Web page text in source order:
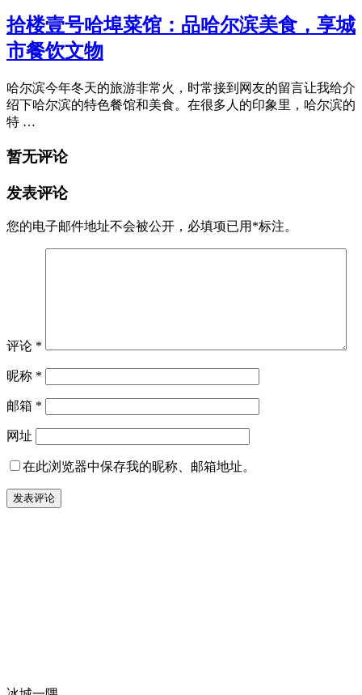
拾楼壹号哈埠菜馆：品哈尔滨美食，享城
市餐饮文物
哈尔滨今年冬天的旅游非常火，时常接到网友的留言让我给介
绍下哈尔滨的特色餐馆和美食。在很多人的印象里，哈尔滨的
特 …
暂无评论
发表评论
您的电子邮件地址不会被公开， 必填项已用 *标注。
评论 *
昵称 *
邮箱 *
网址
在此浏览器中保存我的昵称、邮箱地址。